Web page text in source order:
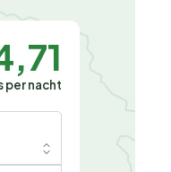
per nacht